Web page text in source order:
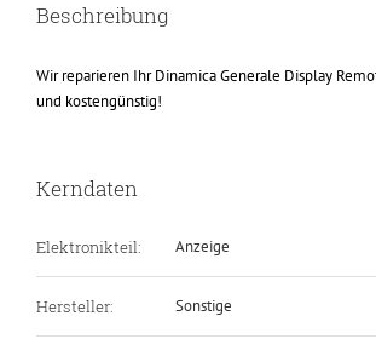
Beschreibung
Wir reparieren Ihr Dinamica Generale Display
und kostengünstig!
Kerndaten
Elektronikteil: Anzeige
Hersteller: Sonstige